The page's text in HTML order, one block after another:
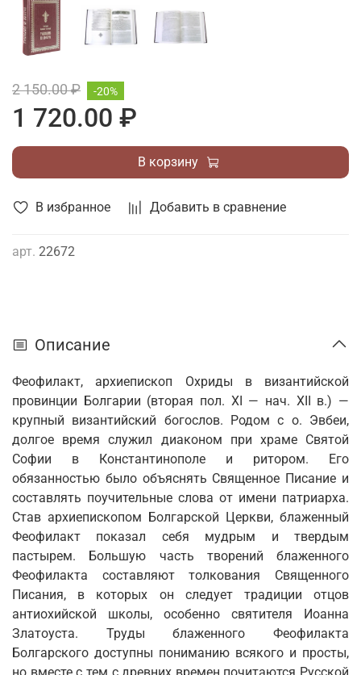
В избранное Добавить в сравнение
арт. 22672
2 150.00 ₽
1 720.00 ₽
-20%
В корзину
Описание
Феофилакт, архиепископ Охриды в византийской
провинции Болгарии (вторая пол. XI — нач. XII в.) —
крупный византийский богослов. Родом с о. Эвбеи,
долгое время служил диаконом при храме Святой
Софии в Константинополе и ритором. Его
обязанностью было объяснять Священное Писание и
составлять поучительные слова от имени патриарха.
Став архиепископом Болгарской Церкви, блаженный
Феофилакт показал себя мудрым и твердым
пастырем. Большую часть творений блаженного
Феофилакта составляют толкования Священного
Писания, в которых он следует традиции отцов
антиохийской школы, особенно святителя Иоанна
Златоуста. Труды блаженного Феофилакта
Болгарского доступны пониманию всякого и просты,